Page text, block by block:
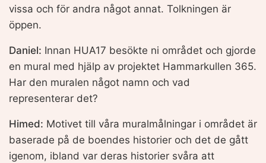
vissa och för andra något annat. Tolkningen är
öppen.
Daniel: Innan HUA17 besökte ni området och gjorde
en mural med hjälp av projektet Hammarkullen 365.
Har den muralen något namn och vad
representerar det?
Himed: Motivet till våra muralmålningar i området är
baserade på de boendes historier och det de gått
igenom, ibland var deras historier svåra att